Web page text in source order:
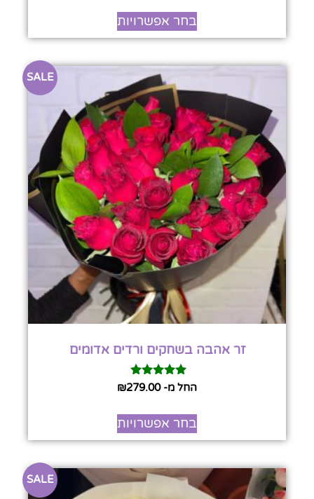
בחר אפשרויות
SALE
זר אהבה בשחקים ורדים אדומים
דורגהחל מ- ₪279.00
בחר אפשרויות
SALE